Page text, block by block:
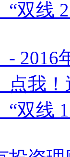
“双线
-
点我
“双线